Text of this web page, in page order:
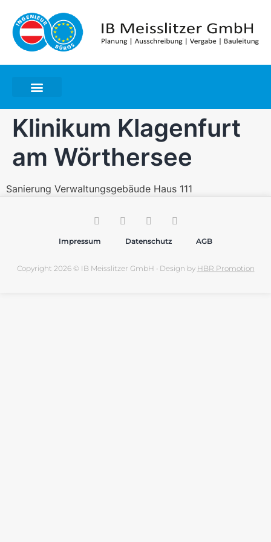
Klinikum Klagenfurt
am Wörthersee
Sanierung Verwaltungsgebäude Haus 111
Impressum Datenschutz AGB
Copyright 2026 © IB Meisslitzer GmbH • Design by HBR Promotion